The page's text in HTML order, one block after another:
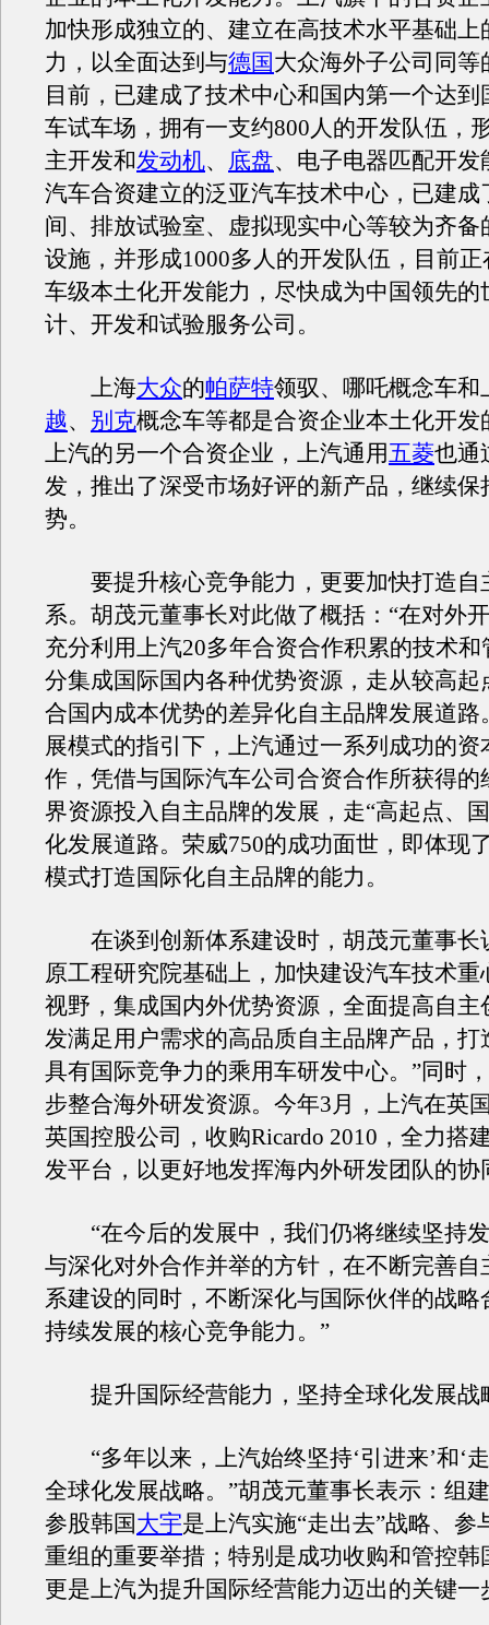
加快形成独立的、建立在高技术水平基础上
力，以全面达到与德国大众海外子公司同等
目前，已建成了技术中心和国内第一个达到
车试车场，拥有一支约800人的开发队伍，
主开发和发动机、 底盘、电子电器匹配开发
汽车合资建立的泛亚汽车技术中心，已建成
间、排放试验室、虚拟现实中心等较为齐备
设施，并形成1000多人的开发队伍，目前
车级本土化开发能力，尽快成为中国领先的
计、开发和试验服务公司。
上海大众的帕萨特领驭、哪吒概念车和
越、 别克概念车等都是合资企业本土化开发
上汽的另一个合资企业，上汽通用五菱也通
发，推出了深受市场好评的新产品，继续保
势。
要提升核心竞争能力，更要加快打造自
系。胡茂元董事长对此做了概括：“在对外
充分利用上汽20多年合资合作积累的技术
分集成国际国内各种优势资源，走从较高起
合国内成本优势的差异化自主品牌发展道路
展模式的指引下，上汽通过一系列成功的资
作，凭借与国际汽车公司合资合作所获得的
界资源投入自主品牌的发展，走“高起点、
化发展道路。荣威750的成功面世，即体现
模式打造国际化自主品牌的能力。
在谈到创新体系建设时，胡茂元董事长
原工程研究院基础上，加快建设汽车技术重
视野，集成国内外优势资源，全面提高自主
发满足用户需求的高品质自主品牌产品，打
具有国际竞争力的乘用车研发中心。”同时
步整合海外研发资源。今年3月，上汽在英
英国控股公司，收购Ricardo 2010，全力搭
发平台，以更好地发挥海内外研发团队的协
“在今后的发展中，我们仍将继续坚持
与深化对外合作并举的方针，在不断完善自
系建设的同时，不断深化与国际伙伴的战略
持续发展的核心竞争能力。”
提升国际经营能力，坚持全球化发展战
“多年以来，上汽始终坚持‘引进来’和‘
全球化发展战略。”胡茂元董事长表示：组
参股韩国大宇是上汽实施“走出去”战略、参
重组的重要举措；特别是成功收购和管控韩
更是上汽为提升国际经营能力迈出的关键一